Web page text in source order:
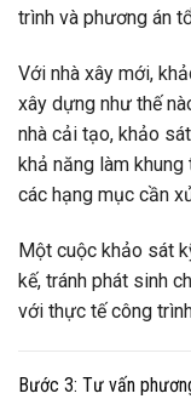
trình và phương án
Với nhà xây mới,
xây dựng như thế
nhà cải tạo, khảo
khả năng làm
các hạng mục cần
Một cuộc khảo sát
kế, tránh phát sinh
với thực tế công
Bước 3: Tư vấn